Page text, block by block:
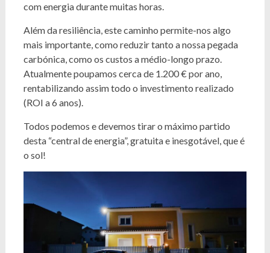
com energia durante muitas horas.
Além da resiliência, este caminho permite-nos algo
mais importante, como reduzir tanto a nossa pegada
carbónica, como os custos a médio-longo prazo.
Atualmente poupamos cerca de 1.200 € por ano,
rentabilizando assim todo o investimento realizado
(ROI a 6 anos).
Todos podemos e devemos tirar o máximo partido
desta “central de energia”, gratuita e inesgotável, que é
o sol!